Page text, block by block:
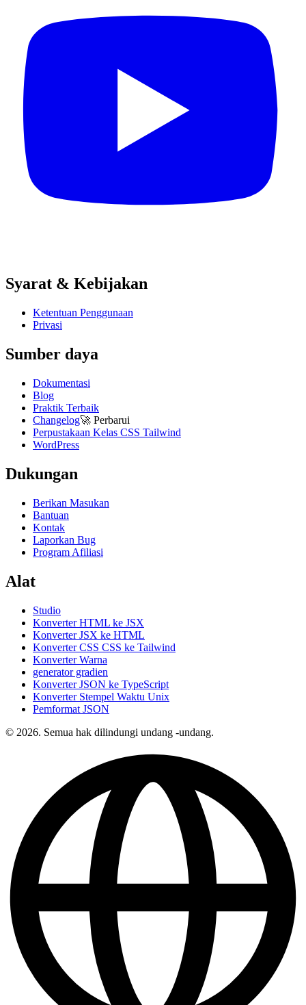
Syarat & Kebijakan
Ketentuan Penggunaan
Privasi
Sumber daya
Dokumentasi
Blog
Praktik Terbaik
Changelog🚀 Perbarui
Perpustakaan Kelas CSS Tailwind
WordPress
Dukungan
Berikan Masukan
Bantuan
Kontak
Laporkan Bug
Program Afiliasi
Alat
Studio
Konverter HTML ke JSX
Konverter JSX ke HTML
Konverter CSS CSS ke Tailwind
Konverter Warna
generator gradien
Konverter JSON ke TypeScript
Konverter Stempel Waktu Unix
Pemformat JSON
© 2026. Semua hak dilindungi undang -undang.